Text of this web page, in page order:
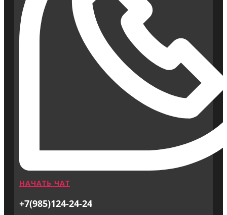
НАЧАТЬ ЧАТ
+7(985)124-24-24